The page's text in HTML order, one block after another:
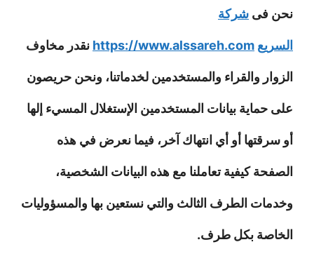
نحن فى شركة
السريع https://www.alssareh.com نقدر مخاوف
الزوار والقراء والمستخدمين لخدماتنا، ونحن حريصون
على حماية بيانات المستخدمين الإستغلال المسيء إلها
أو سرقتها أو أي انتهاك آخر، فيما نعرض في هذه
الصفحة كيفية تعاملنا مع هذه البيانات الشخصية،
وخدمات الطرف الثالث والتي نستعين بها والمسؤوليات
الخاصة بكل طرف.